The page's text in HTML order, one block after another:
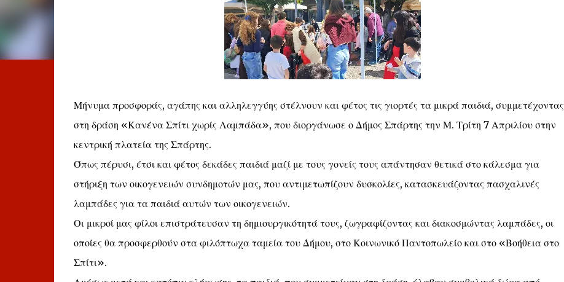
Μήνυμα προσφοράς, αγάπης και αλληλεγγύης στέλνουν και φέτος τις γιορτές τα μικρά παιδιά, συμμετέχοντας
στη δράση «Κανένα Σπίτι χωρίς Λαμπάδα», που διοργάνωσε ο Δήμος Σπάρτης την Μ. Τρίτη 7 Απριλίου στην
κεντρική πλατεία της Σπάρτης.
Όπως πέρυσι, έτσι και φέτος δεκάδες παιδιά μαζί με τους γονείς τους απάντησαν θετικά στο κάλεσμα για
στήριξη των οικογενειών συνδημοτών μας, που αντιμετωπίζουν δυσκολίες, κατασκευάζοντας πασχαλινές
λαμπάδες για τα παιδιά αυτών των οικογενειών.
Οι μικροί μας φίλοι επιστράτευσαν τη δημιουργικότητά τους, ζωγραφίζοντας και διακοσμώντας λαμπάδες, οι
οποίες θα προσφερθούν στα φιλόπτωχα ταμεία του Δήμου, στο Κοινωνικό Παντοπωλείο και στο «Βοήθεια στο
Σπίτι».